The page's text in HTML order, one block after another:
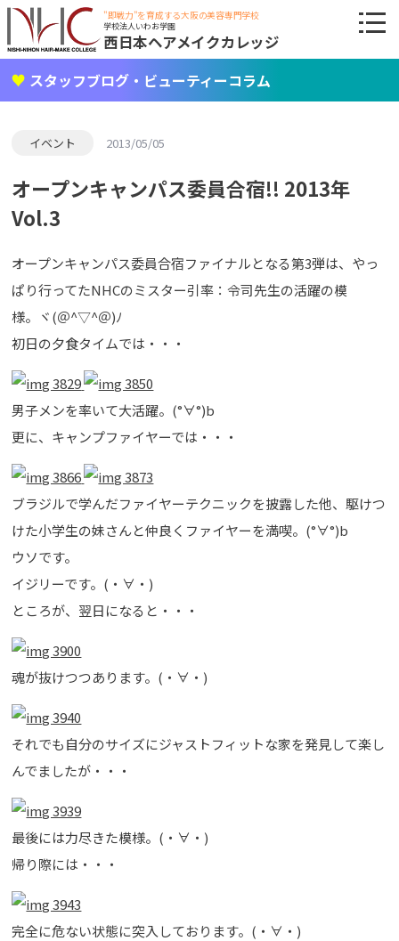
"即戦力"を育成する大阪の美容専門学校
学校法人いわお学園
西日本ヘアメイクカレッジ
スタッフブログ・ビューティーコラム
イベント 2013/05/05
オープンキャンパス委員合宿!! 2013年
Vol.3
オープンキャンパス委員合宿ファイナルとなる第3弾は、やっ
ぱり行ってたNHCのミスター引率：令司先生の活躍の模
様。ヾ(＠^▽^＠)ﾉ
初日の夕食タイムでは・・・
男子メンを率いて大活躍。(°∀°)b
更に、キャンプファイヤーでは・・・
ブラジルで学んだファイヤーテクニックを披露した他、駆けつ
けた小学生の妹さんと仲良くファイヤーを満喫。(°∀°)b
ウソです。
イジリーです。(・∀・)
ところが、翌日になると・・・
魂が抜けつつあります。(・∀・)
それでも自分のサイズにジャストフィットな家を発見して楽し
んでましたが・・・
最後には力尽きた模様。(・∀・)
帰り際には・・・
完全に危ない状態に突入しております。(・∀・)